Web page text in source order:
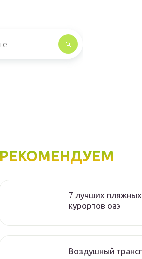
РЕКОМЕНДУЕМ
7 лучших пляжных
курортов оаэ
Воздушный